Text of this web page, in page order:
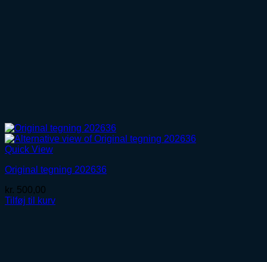
Quick View
Original tegning 202636
kr. 500,00
Tilføj til kurv